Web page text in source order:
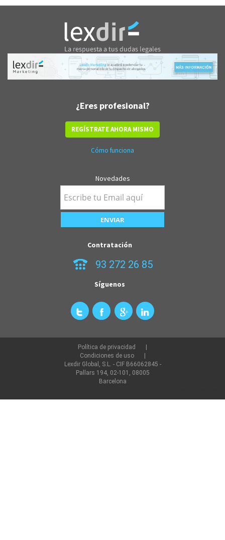
¿Eres profesional?
REGÍSTRATE AHORA MISMO
Cómo funciona
Novedades
Contratación
93 272 26 85
Síguenos
Política de privacidad
Condiciones de uso
Lexdir Global, S.L. - CIF B66062845 -
Pallars 194, 02-101, 08005
Barcelona